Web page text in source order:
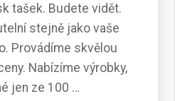
tašek. Budete vidět.
stejně jako vaše
Provádíme skvělou
Nabízíme výrobky,
jen ze 100 …